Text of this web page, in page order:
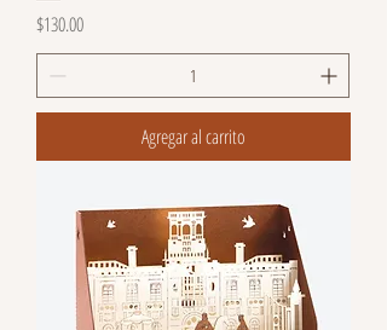
Precio
$130.00
Agregar al carrito